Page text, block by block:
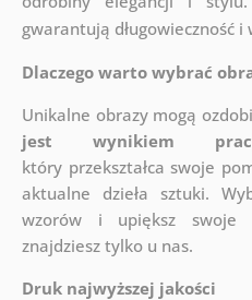
gwarantują długowieczność
Dlaczego warto wybrać
Unikalne obrazy mogą
jest wynikiem
który przekształca swoje
aktualne dzieła sztuki.
wzorów i upiększ swoje
znajdziesz tylko u nas.
Druk najwyższej jakości